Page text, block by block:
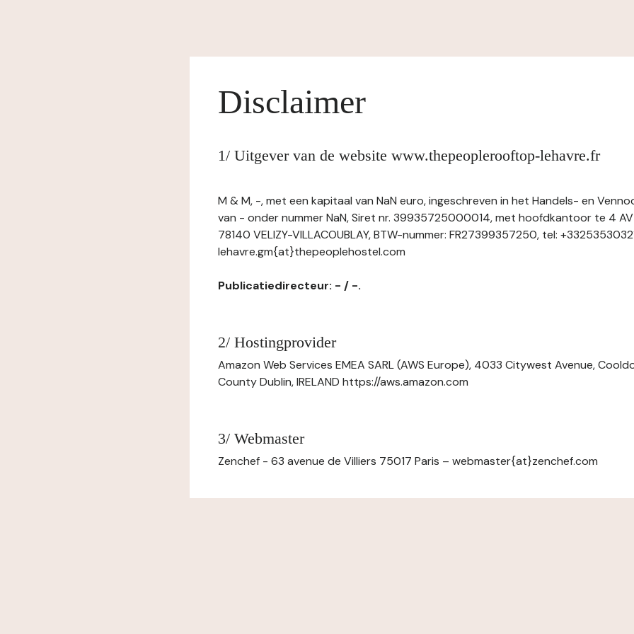
Disclaimer
1/ Uitgever van de website www.thepeoplerooftop-lehavre.fr
M & M, -, met een kapitaal van NaN euro, ingeschreven in het Handels- en
van - onder nummer NaN, Siret nr. 39935725000014, met hoofdkantoor te 4 AV
78140 VELIZY-VILLACOUBLAY, BTW-nummer: FR27399357250, tel:
lehavre.gm{at}thepeoplehostel.com
Publicatiedirecteur: - / -.
2/ Hostingprovider
Amazon Web Services EMEA SARL (AWS Europe), 4033 Citywest Avenue,
County Dublin, IRELAND https://aws.amazon.com
3/ Webmaster
Zenchef - 63 avenue de Villiers 75017 Paris – webmaster{at}zenchef.com